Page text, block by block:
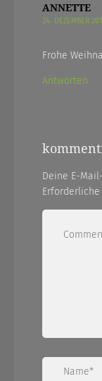
ANNETTE
24. DEZEMBER
Frohe
Antworten
Deine E-